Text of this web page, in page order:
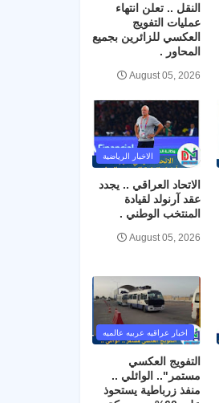
النقل .. تعلن انتهاء
عمليات التفويج
العكسي للزائرين بجميع
المحاور .
August 05, 2026
الاخبار الرياضية
الاتحاد العراقي .. يجدد
عقد آرنولد لقيادة
المنتخب الوطني .
August 05, 2026
اخبار عراقيه عربيه عالميه
التفويج العكسي
مستمر".. الوائلي ..
منفذ زرباطية يستحوذ